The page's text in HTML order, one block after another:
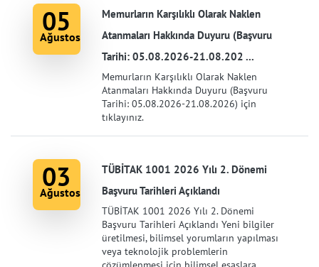
05
Ağustos
Memurların Karşılıklı Olarak Naklen
Atanmaları Hakkında Duyuru (Başvuru
Tarihi: 05.08.2026-21.08.202 ...
Memurların Karşılıklı Olarak Naklen
Atanmaları Hakkında Duyuru (Başvuru
Tarihi: 05.08.2026-21.08.2026) için
tıklayınız.
03
Ağustos
TÜBİTAK 1001 2026 Yılı 2. Dönemi
Başvuru Tarihleri Açıklandı
TÜBİTAK 1001 2026 Yılı 2. Dönemi
Başvuru Tarihleri Açıklandı Yeni bilgiler
üretilmesi, bilimsel yorumların yapılması
veya teknolojik problemlerin